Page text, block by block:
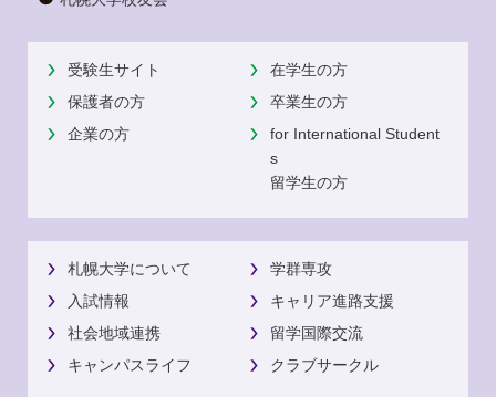
受験生サイト
在学生の方
保護者の方
卒業生の方
企業の方
for International Student
s
留学生の方
札幌大学について
学群専攻
入試情報
キャリア進路支援
社会地域連携
留学国際交流
キャンパスライフ
クラブサークル